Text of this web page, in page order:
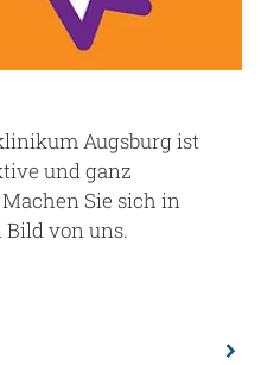
Augsburg ist
und ganz
Sie sich in
von uns.